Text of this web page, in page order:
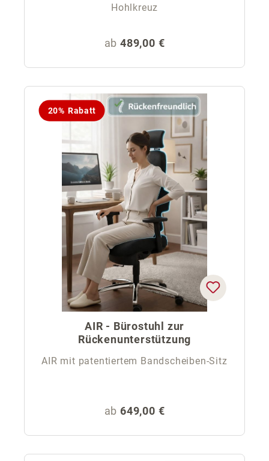
Hohlkreuz
Regulärer Preis:
ab 489,00 €
20% Rabatt
AIR - Bürostuhl zur
Rückenunterstützung
AIR mit patentiertem Bandscheiben-Sitz
Regulärer Preis:
ab 649,00 €